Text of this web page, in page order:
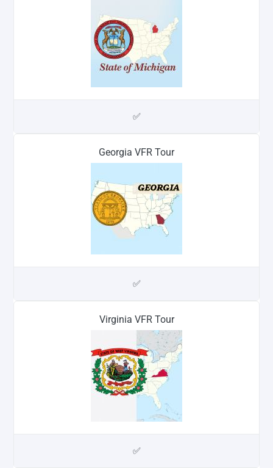
✅
Georgia VFR Tour
✅
Virginia VFR Tour
✅